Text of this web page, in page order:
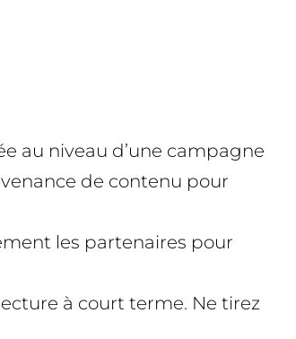
au niveau d’une campagne
de contenu pour
les partenaires pour
à court terme. Ne tirez